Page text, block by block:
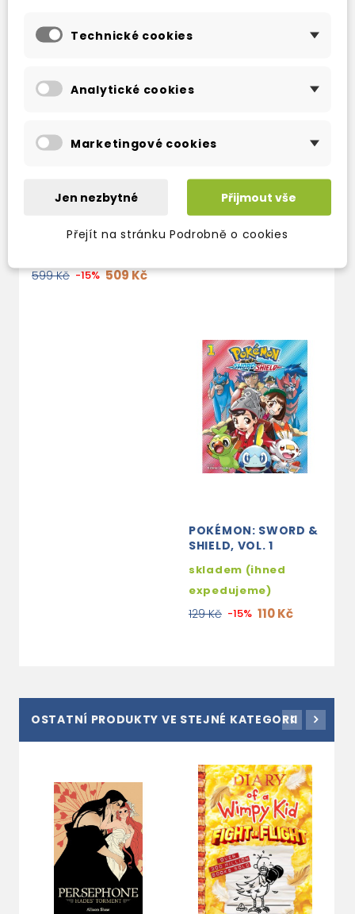
UPDATED AND
EXPANDED 2024
skladem (ihned
599 Kč -15% 509 Kč
ENCYCLOPEDIA
UPDATED AND
EXPANDED 2022
3-4 týdny
POKÉMON: SWORD &
SHIELD, VOL. 1
skladem (ihned
expedujeme)
129 Kč -15% 110 Kč
OSTATNÍ PRODUKTY VE STEJNÉ KATEGORII
Technické cookies
Analytické cookies
Marketingové cookies
Jen nezbytné Přijmout vše
Přejít na stránku Podrobně o cookies